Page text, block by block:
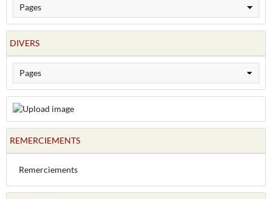
DIVERS
REMERCIEMENTS
Remerciements